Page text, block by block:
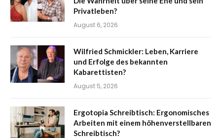
Privatleben?
August 6, 2026
Wilfried Schmickler: Leben, Karriere
und Erfolge des bekannten
Kabarettisten?
August 5, 2026
Ergotopia Schreibtisch: Ergonomisches
Arbeiten mit einem höhenverstellbaren
Schreibtisch?